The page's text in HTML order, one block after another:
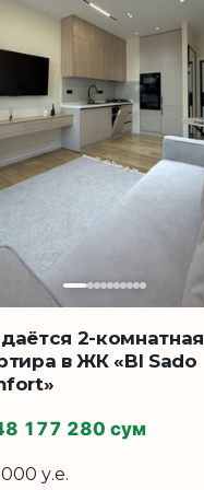
2-комнатная
в ЖК «BI Sado
177 280 сум
у.е.